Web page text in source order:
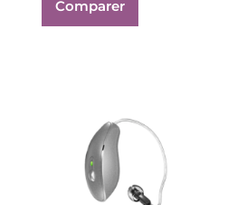
Comparer